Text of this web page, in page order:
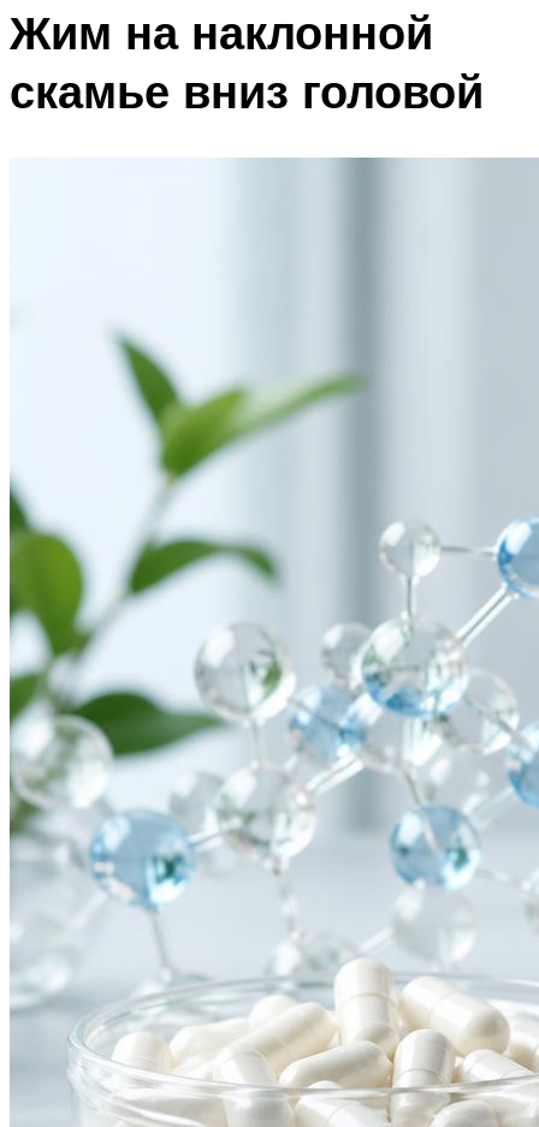
Жим на наклонной
скамье вниз головой